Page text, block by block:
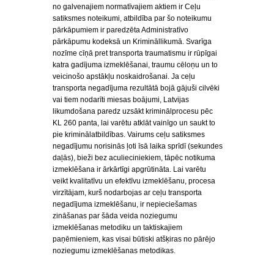
no galvenajiem normatīvajiem aktiem ir Ceļu
satiksmes noteikumi, atbildība par šo noteikumu
pārkāpumiem ir paredzēta Administratīvo
pārkāpumu kodeksā un Krimināllikumā. Svarīga
nozīme cīņā pret transporta traumatismu ir rūpīgai
katra gadījuma izmeklēšanai, traumu cēloņu un to
veicinošo apstākļu noskaidrošanai. Ja ceļu
transporta negadījuma rezultātā bojā gājuši cilvēki
vai tiem nodarīti miesas boājumi, Latvijas
likumdošana paredz uzsākt kriminālprocesu pēc
KL 260 panta, lai varētu atklāt vainīgo un saukt to
pie kriminālatbildības. Vairums ceļu satiksmes
negadījumu norisinās ļoti īsā laika sprīdī (sekundes
daļās), bieži bez aculieciniekiem, tāpēc notikuma
izmeklēšana ir ārkārtīgi apgrūtināta. Lai varētu
veikt kvalitatīvu un efektīvu izmeklēšanu, procesa
virzītājam, kurš nodarbojas ar ceļu transporta
negadījuma izmeklēšanu, ir nepieciešamas
zināšanas par šāda veida noziegumu
izmeklēšanas metodiku un taktiskajiem
paņēmieniem, kas visai būtiski atšķiras no pārējo
noziegumu izmeklēšanas metodikas.